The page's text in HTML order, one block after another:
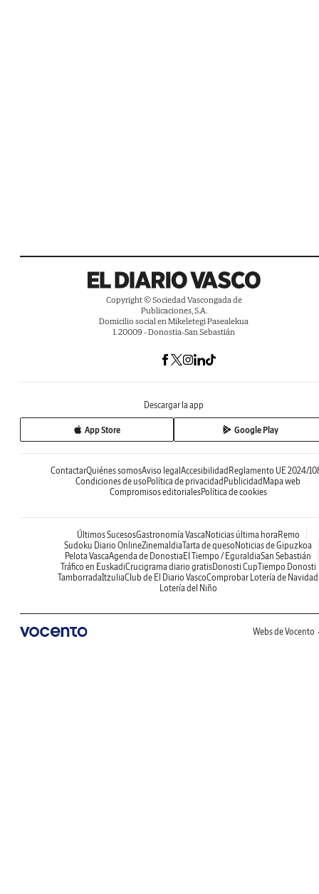
Copyright © Sociedad Vascongada de
Publicaciones, S.A.
Domicilio social en Mikeletegi Pasealekua
1. 20009 - Donostia-San Sebastián
Descargar la app
App Store Google Play
ContactarQuiénes somosAviso legal Accesibilidad Reglamento UE 2024/
Condiciones de uso Política de privacidad Publicidad Mapa web
Compromisos editorialesPolítica de cookies
Últimos SucesosGastronomía Vasca Noticias última hora Remo
Sudoku Diario OnlineZinemaldiaTarta de queso Noticias de Gipuzkoa
Pelota VascaAgenda de Donostia El Tiempo / EguraldiaSan Sebastián
Tráfico en EuskadiCrucigrama diario gratisDonosti CupTiempo Donosti
TamborradaItzuliaClub de El Diario VascoComprobar Lotería de Navidad
Lotería del Niño
Webs de Vocento